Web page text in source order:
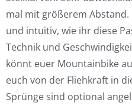
mal mit größerem
und intuitiv, wie ihr diese
Technik und
könnt euer Mountainbike
euch von der Fliehkraft in
Sprünge sind optional